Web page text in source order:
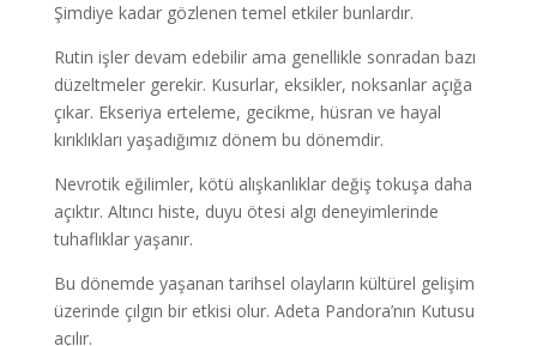
Şimdiye kadar gözlenen temel etkiler bunlardır.
Rutin işler devam edebilir ama genellikle sonradan bazı
düzeltmeler gerekir. Kusurlar, eksikler, noksanlar açığa
çıkar. Ekseriya erteleme, gecikme, hüsran ve hayal
kırıklıkları yaşadığımız dönem bu dönemdir.
Nevrotik eğilimler, kötü alışkanlıklar değiş tokuşa daha
açıktır. Altıncı histe, duyu ötesi algı deneyimlerinde
tuhaflıklar yaşanır.
Bu dönemde yaşanan tarihsel olayların kültürel gelişim
üzerinde çılgın bir etkisi olur. Adeta Pandora’nın Kutusu
açılır.